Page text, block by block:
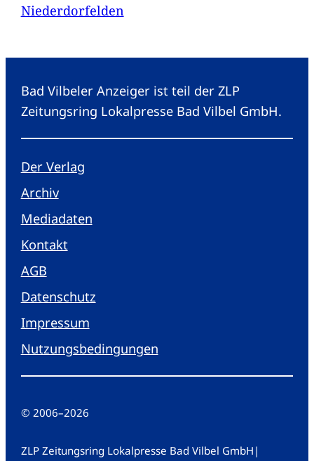
Niederdorfelden
Bad Vilbeler Anzeiger ist teil der ZLP
Zeitungsring Lokalpresse Bad Vilbel GmbH.
Der Verlag
Archiv
Mediadaten
Kontakt
AGB
Datenschutz
Impressum
Nutzungsbedingungen
© 2006–2026
ZLP Zeitungsring Lokalpresse Bad Vilbel GmbH |